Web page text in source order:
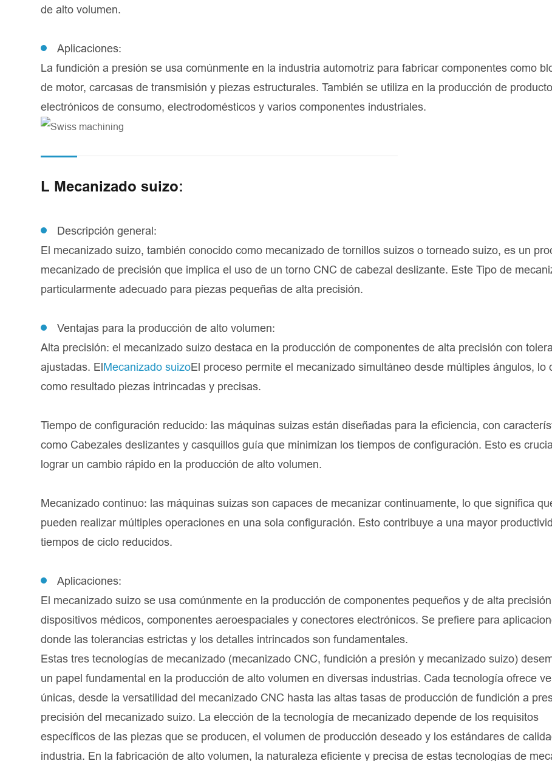
de alto volumen.
Aplicaciones:
La fundición a presión se usa comúnmente en la industria automotriz para fabricar componentes como
de motor, carcasas de transmisión y piezas estructurales. También se utiliza en la producción de
electrónicos de consumo, electrodomésticos y varios componentes industriales.
L Mecanizado suizo:
Descripción general:
El mecanizado suizo, también conocido como mecanizado de tornillos suizos o torneado suizo, es un
mecanizado de precisión que implica el uso de un torno CNC de cabezal deslizante. Este Tipo de
particularmente adecuado para piezas pequeñas de alta precisión.
Ventajas para la producción de alto volumen:
Alta precisión: el mecanizado suizo destaca en la producción de componentes de alta precisión con
ajustadas. ElMecanizado suizoEl proceso permite el mecanizado simultáneo desde múltiples ángulos, lo
como resultado piezas intrincadas y precisas.
Tiempo de configuración reducido: las máquinas suizas están diseñadas para la eficiencia, con
como Cabezales deslizantes y casquillos guía que minimizan los tiempos de configuración. Esto es
lograr un cambio rápido en la producción de alto volumen.
Mecanizado continuo: las máquinas suizas son capaces de mecanizar continuamente, lo que significa
pueden realizar múltiples operaciones en una sola configuración. Esto contribuye a una mayor
tiempos de ciclo reducidos.
Aplicaciones:
El mecanizado suizo se usa comúnmente en la producción de componentes pequeños y de alta
dispositivos médicos, componentes aeroespaciales y conectores electrónicos. Se prefiere para
donde las tolerancias estrictas y los detalles intrincados son fundamentales.
Estas tres tecnologías de mecanizado (mecanizado CNC, fundición a presión y mecanizado suizo)
un papel fundamental en la producción de alto volumen en diversas industrias. Cada tecnología ofrece
únicas, desde la versatilidad del mecanizado CNC hasta las altas tasas de producción de fundición a
precisión del mecanizado suizo. La elección de la tecnología de mecanizado depende de los requisitos
específicos de las piezas que se producen, el volumen de producción deseado y los estándares de
industria. En la fabricación de alto volumen, la naturaleza eficiente y precisa de estas tecnologías de